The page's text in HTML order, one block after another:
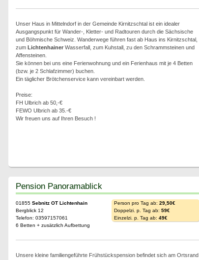
Unser Haus in Mittelndorf in der Gemeinde Kirnitzschtal ist ein idealer
Ausgangspunkt für Wander-, Kletter- und Radtouren durch die Sächsische
und Böhmische Schweiz. Wanderwege führen fast ab Haus ins Kirnitzschtal,
zum LichtenhainerWasserfall, zum Kuhstall, zu den Schrammsteinen und
Affensteinen.
Sie können bei uns eine Ferienwohnung und ein Ferienhaus mit je 4 Betten
(bzw. je 2 Schlafzimmer) buchen.
Ein täglicher Brötchenservice kann vereinbart werden.
Preise:
FH Ulbrich ab 50,-€
FEWO Ulbrich ab 35.-€
Wir freuen uns auf Ihren Besuch !
Pension Panoramablick
01855 Sebnitz OT Lichtenhain
Bergblick 12
Telefon: 03597157061
6 Betten + zusätzlich Aufbettung
Person pro Tag ab: 29,50€
Doppelzi. p. Tag ab: 59€
Einzelzi. p. Tag ab: 49€
Unsere kleine familiengeführte Frühstückspension befindet sich am Ortsrand